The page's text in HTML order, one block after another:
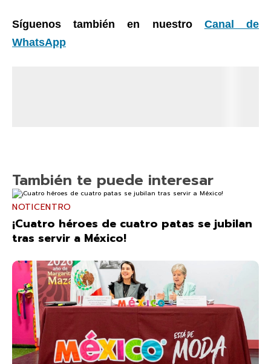
Síguenos también en nuestro Canal de
WhatsApp
También te puede interesar
NOTICENTRO
¡Cuatro héroes de cuatro patas se jubilan
tras servir a México!